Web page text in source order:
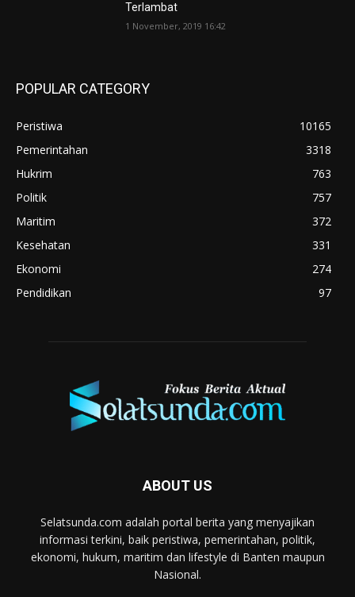
Terlambat
1 November, 2019 16:42
POPULAR CATEGORY
Peristiwa
10165
Pemerintahan
3318
Hukrim
763
Politik
757
Maritim
372
Kesehatan
331
Ekonomi
274
Pendidikan
97
ABOUT US
Selatsunda.com adalah portal berita yang menyajikan
informasi terkini, baik peristiwa, pemerintahan, politik,
ekonomi, hukum, maritim dan lifestyle di Banten maupun
Nasional.